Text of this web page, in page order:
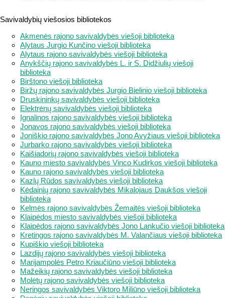
Savivaldybių viešosios bibliotekos
Akmenės rajono savivaldybės viešoji biblioteka
Alytaus Jurgio Kunčino viešoji biblioteka
Alytaus rajono savivaldybės viešoji biblioteka
Anykščių rajono savivaldybės L. ir S. Didžiulių viešoji
biblioteka
Birštono viešoji biblioteka
Biržų rajono savivaldybės Jurgio Bielinio viešoji biblioteka
Druskininkų savivaldybės viešoji biblioteka
Elektrėnų savivaldybės viešoji biblioteka
Ignalinos rajono savivaldybės viešoji biblioteka
Jonavos rajono savivaldybės viešoji biblioteka
Joniškio rajono savivaldybės Jono Avyžiaus viešoji biblioteka
Jurbarko rajono savivaldybės viešoji biblioteka
Kaišiadorių rajono savivaldybės viešoji biblioteka
Kauno miesto savivaldybės Vinco Kudirkos viešoji biblioteka
Kauno rajono savivaldybės viešoji biblioteka
Kazlų Rūdos savivaldybės viešoji biblioteka
Kėdainių rajono savivaldybės Mikalojaus Daukšos viešoji
biblioteka
Kelmės rajono savivaldybės Žemaitės viešoji biblioteka
Klaipėdos miesto savivaldybės viešoji biblioteka
Klaipėdos rajono savivaldybės Jono Lankučio viešoji biblioteka
Kretingos rajono savivaldybės M. Valančiaus viešoji biblioteka
Kupiškio viešoji biblioteka
Lazdijų rajono savivaldybės viešoji biblioteka
Marijampolės Petro Kriaučiūno viešoji biblioteka
Mažeikių rajono savivaldybės viešoji biblioteka
Molėtų rajono savivaldybės viešoji biblioteka
Neringos savivaldybės Viktoro Miliūno viešoji biblioteka